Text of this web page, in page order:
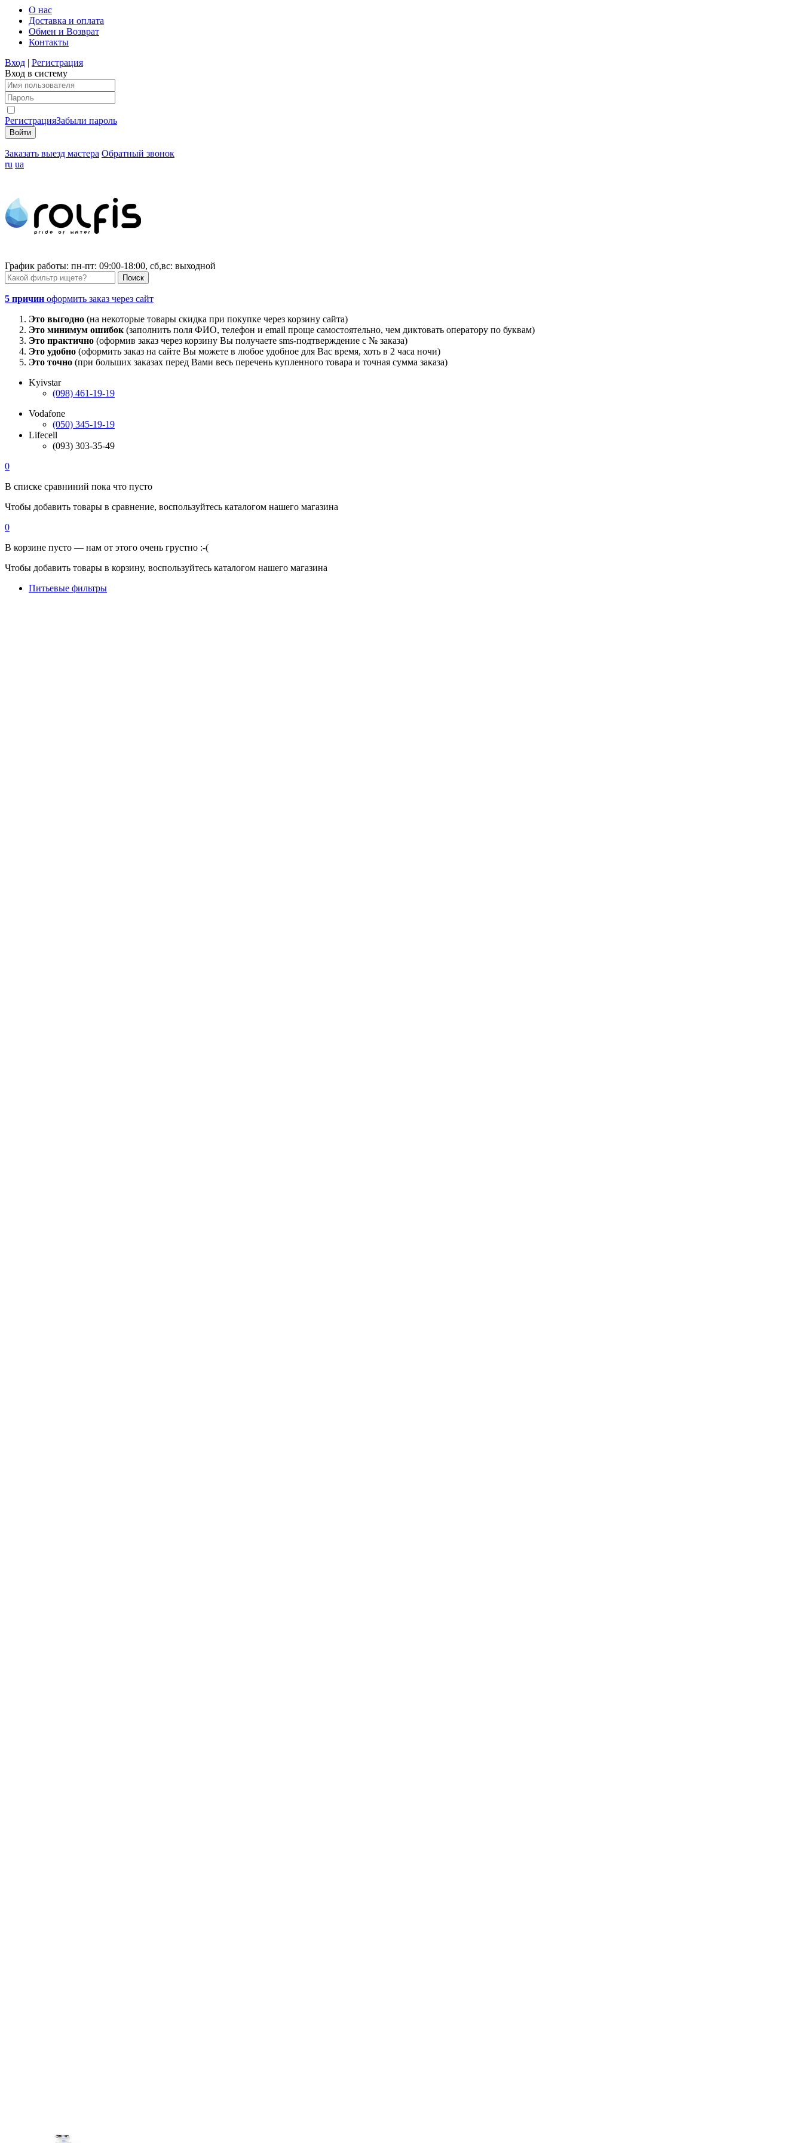
О нас
Доставка и оплата
Обмен и Возврат
Контакты
Вход | Регистрация
Вход в систему
РегистрацияЗабыли пароль
Заказать выезд мастера Обратный звонок
ru ua
График работы: пн-пт: 09:00-18:00, сб,вс: выходной
5 причин оформить заказ через сайт
Это выгодно (на некоторые товары скидка при покупке через корзину сайта)
Это минимум ошибок (заполнить поля ФИО, телефон и email проще самостоятельно, чем диктовать оператору по буквам)
Это практично (оформив заказ через корзину Вы получаете sms-подтверждение с № заказа)
Это удобно (оформить заказ на сайте Вы можете в любое удобное для Вас время, хоть в 2 часа ночи)
Это точно (при больших заказах перед Вами весь перечень купленного товара и точная сумма заказа)
Kyivstar
(098) 461-19-19
Vodafone
(050) 345-19-19
Lifecell
(093) 303-35-49
0
В списке сравниний пока что пусто
Чтобы добавить товары в сравнение, воспользуйтесь каталогом нашего магазина
0
В корзине пусто — нам от этого очень грустно :-(
Чтобы добавить товары в корзину, воспользуйтесь каталогом нашего магазина
Питьевые фильтры